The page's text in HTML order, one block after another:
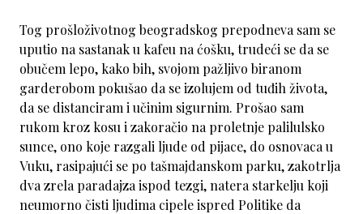
Tog prošloživotnog beogradskog prepodneva sam se
uputio na sastanak u kafeu na ćošku, trudeći se da se
obučem lepo, kako bih, svojom pažljivo biranom
garderobom pokušao da se izolujem od tuđih života,
da se distanciram i učinim sigurnim. Prošao sam
rukom kroz kosu i zakoračio na proletnje palilulsko
sunce, ono koje razgali ljude od pijace, do osnovaca u
Vuku, rasipajući se po tašmajdanskom parku, zakotrlja
dva zrela paradajza ispod tezgi, natera starkelju koji
neumorno čisti ljudima cipele ispred Politike da